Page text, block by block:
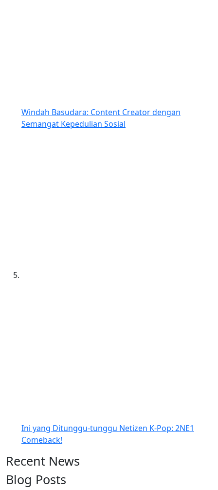
Windah Basudara: Content Creator dengan
Semangat Kepedulian Sosial
Ini yang Ditunggu-tunggu Netizen K-Pop: 2NE1
Comeback!
Recent News
Blog Posts